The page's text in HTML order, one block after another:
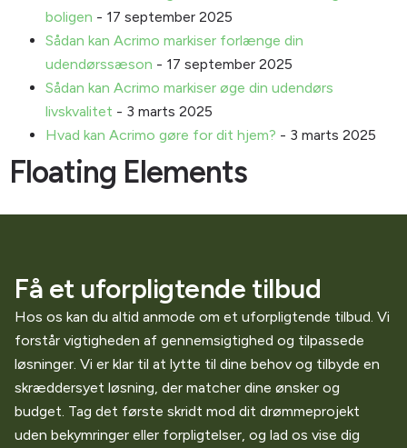
boligen - 17 september 2025
Sådan kan Acrimo markiser forlænge din
udendørssæson - 17 september 2025
Sådan kan Acrimo markiser øge din udendørs
livskvalitet - 3 marts 2025
Hvad kan Acrimo gøre for dit hjem? - 3 marts 2025
Floating Elements
Få et uforpligtende tilbud
Hos os kan du altid anmode om et uforpligtende tilbud. Vi
forstår vigtigheden af gennemsigtighed og tilpassede
løsninger. Vi er klar til at lytte til dine behov og tilbyde en
skræddersyet løsning, der matcher dine ønsker og
budget. Tag det første skridt mod dit drømmeprojekt
uden bekymringer eller forpligtelser, og lad os vise dig